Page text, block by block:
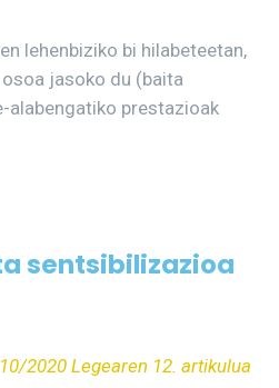
lehenbiziko bi hilabeteetan,
jasoko du (baita
alabengatiko prestazioak
sentsibilizazioa
10/2020 Legearen 12. artikulua